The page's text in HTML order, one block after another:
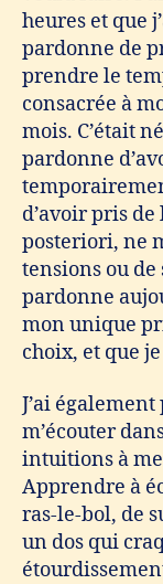
heures et que
pardonne de
prendre le
consacrée à
mois. C’était
pardonne
d’avoir pris
posteriori, ne
tensions ou de
pardonne
mon unique
choix, et que
J’ai
m’écouter
intuitions à
Apprendre à
ras-le-bol, de
un dos qui